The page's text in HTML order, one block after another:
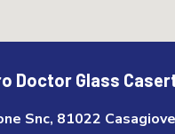
Doctor Glass
Snc, 81022